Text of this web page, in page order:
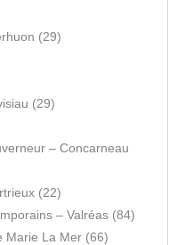
(29)
(29)
– Concarneau
(22)
– Valréas (84)
Marie La Mer (66)